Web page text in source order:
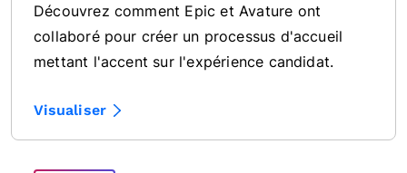
Découvrez comment Epic et Avature ont
collaboré pour créer un processus d'accueil
mettant l'accent sur l'expérience candidat.
Visualiser